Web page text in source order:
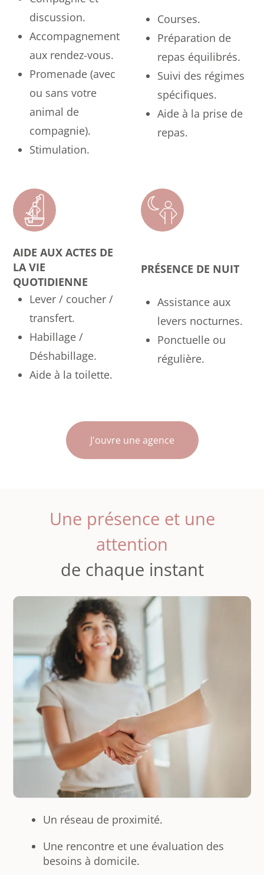
discussion.
Accompagnement
aux rendez-vous.
Promenade (avec
ou sans votre
animal de
compagnie).
Stimulation.
Courses.
Préparation de
repas équilibrés.
Suivi des régimes
spécifiques.
Aide à la prise de
repas.
AIDE AUX ACTES DE
LA VIE
QUOTIDIENNE
Lever / coucher /
transfert.
Habillage /
Déshabillage.
Aide à la toilette.
PRÉSENCE DE NUIT
Assistance aux
levers nocturnes.
Ponctuelle ou
régulière.
J'ouvre une agence
Une présence et une
attention
de chaque instant
Un réseau de proximité.
Une rencontre et une évaluation des
besoins à domicile.